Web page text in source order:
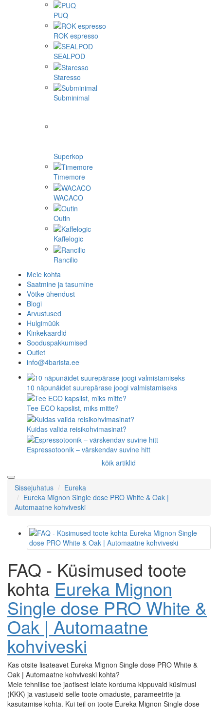
PUQ
ROK espresso
SEALPOD
Staresso
Subminimal
Superkop
Timemore
WACACO
Outin
Kaffelogic
Rancilio
Meie kohta
Saatmine ja tasumine
Võtke ühendust
Blogi
Arvustused
Hulgimüük
Kinkekaardid
Sooduspakkumised
Outlet
info@4barista.ee
10 näpunäidet suurepärase joogi valmistamiseks
Tee ECO kapslist, miks mitte?
Kuidas valida reisikohvimasinat?
Espressotoonik – värskendav suvine hitt
kõik artiklid
Sissejuhatus
Eureka
Eureka Mignon Single dose PRO White & Oak |
Automaatne kohviveski
FAQ - Küsimused toote
kohta Eureka Mignon
Single dose PRO White &
Oak | Automaatne
kohviveski
Kas otsite lisateavet Eureka Mignon Single dose PRO White &
Oak | Automaatne kohviveski kohta?
Meie tehnilise toe jaotisest leiate korduma kippuvaid küsimusi
(KKK) ja vastuseid selle toote omaduste, parameetrite ja
kasutamise kohta. Kui teil on toote Eureka Mignon Single dose